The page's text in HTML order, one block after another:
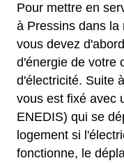
Pour mettre en
à Pressins dans la
vous devez
d'énergie de votre
d'électricité. Suite
vous est fixé avec
ENEDIS) qui se
logement si
fonctionne, le